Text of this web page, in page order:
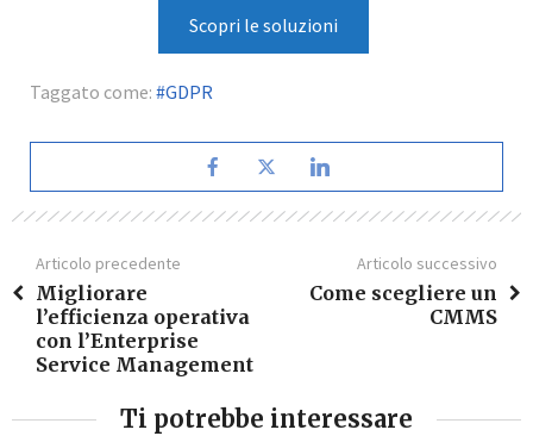
Scopri le soluzioni
Taggato come: GDPR
Articolo precedente
Migliorare
l’efficienza operativa
con l’Enterprise
Service Management
Articolo successivo
Come scegliere un
CMMS
Ti potrebbe interessare